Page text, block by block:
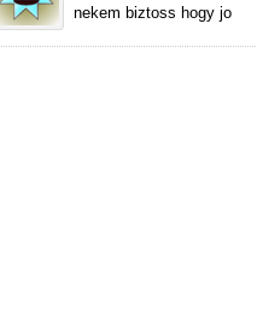
nekem biztoss hogy jo